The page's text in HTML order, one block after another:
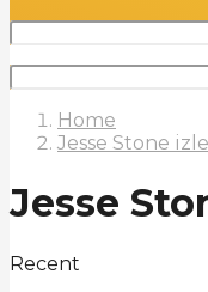
Home
Jesse Stone
Jesse
Recent